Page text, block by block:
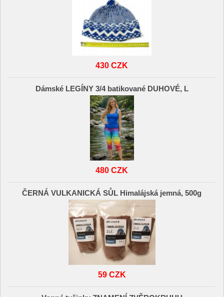
430 CZK
Dámské LEGÍNY 3/4 batikované DUHOVÉ, L
480 CZK
ČERNÁ VULKANICKÁ SŮL Himalájská jemná, 500g
59 CZK